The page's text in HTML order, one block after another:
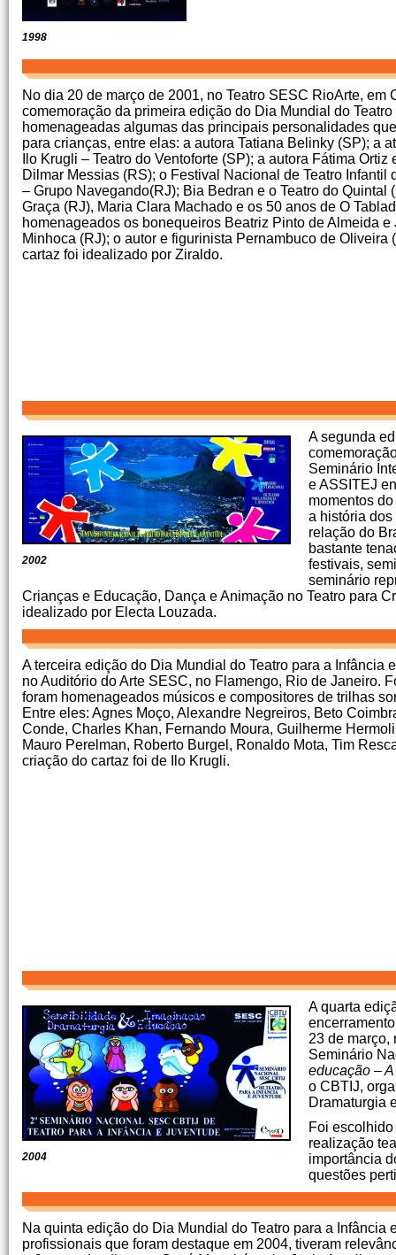
1998
No dia 20 de março de 2001, no Teatro SESC RioArte, em
comemoração da primeira edição do Dia Mundial do
homenageadas algumas das principais personalidades
para crianças, entre elas: a autora Tatiana Belinky (SP); a
Ilo Krugli – Teatro do Ventoforte (SP); a autora Fátima
Dilmar Messias (RS); o Festival Nacional de Teatro
– Grupo Navegando(RJ); Bia Bedran e o Teatro do Quintal
Graça (RJ), Maria Clara Machado e os 50 anos de O
homenageados os bonequeiros Beatriz Pinto de Almeida
Minhoca (RJ); o autor e figurinista Pernambuco de Oliveira
cartaz foi idealizado por Ziraldo.
2002
A segunda
Seminário
e ASSITEJ
momentos
a história
relação do
bastante
festivais,
seminário
Crianças e Educação, Dança e Animação no Teatro para
idealizado por Electa Louzada.
A terceira edição do Dia Mundial do Teatro para a Infância
no Auditório do Arte SESC, no Flamengo, Rio de Janeiro.
foram homenageados músicos e compositores de trilhas
Entre eles: Agnes Moço, Alexandre Negreiros, Beto
Conde, Charles Khan, Fernando Moura, Guilherme
Mauro Perelman, Roberto Burgel, Ronaldo Mota, Tim
criação do cartaz foi de Ilo Krugli.
2004
A quarta
23 de março,
Seminário
educação –
o CBTIJ,
Dramaturgia
Foi escolhido
realização
importância
questões
Na quinta edição do Dia Mundial do Teatro para a Infância
profissionais que foram destaque em 2004, tiveram